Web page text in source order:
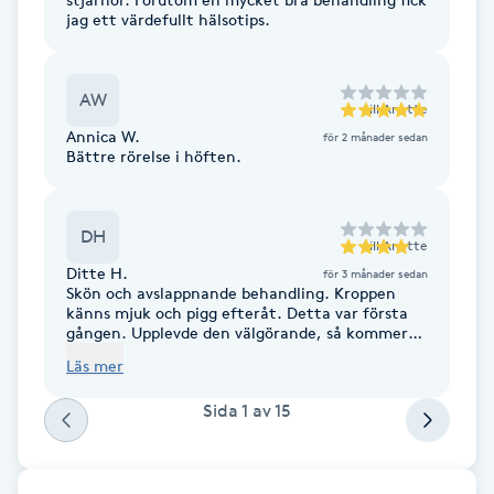
Faceliftmassage
Fettreducering
Fibromassage
jag ett värdefullt hälsotips.
AW till Anette
Annica W. för 2 månader sedan
Bättre rörelse i höften.
DH till Anette
Ditte H. för 3 månader sedan
Skön och avslappnande behandling. Kroppen
känns mjuk och pigg efteråt. Detta var första
gången. Upplevde den välgörande, så kommer
Läs mer
Sida 1 av15